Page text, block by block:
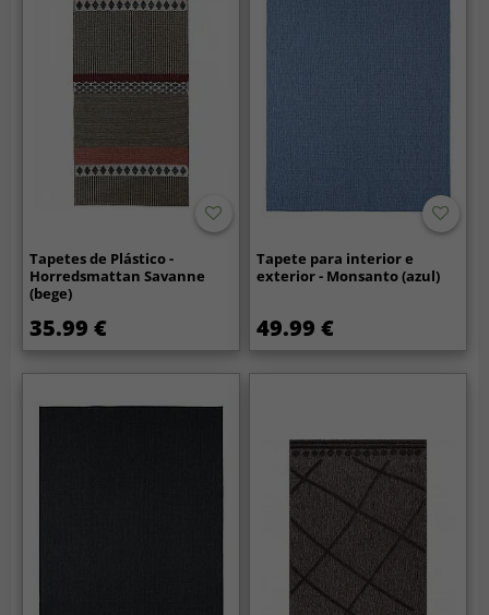
Tapetes de Plástico -
Horredsmattan Savanne
(bege)
35.99 €
Tapete para interior e
exterior - Monsanto (azul)
49.99 €